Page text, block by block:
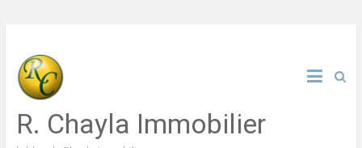
content
R. Chayla Immobilier